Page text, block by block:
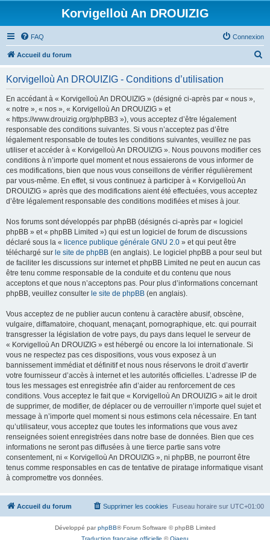
Korvigelloù An DROUIZIG
FAQ Connexion
Accueil du forum
Korvigelloù An DROUIZIG - Conditions d’utilisation
En accédant à « Korvigelloù An DROUIZIG » (désigné ci-après par « nous »,
« notre », « nos », « Korvigelloù An DROUIZIG » et
« https://www.drouizig.org/phpBB3 »), vous acceptez d’être légalement
responsable des conditions suivantes. Si vous n’acceptez pas d’être
légalement responsable de toutes les conditions suivantes, veuillez ne pas
utiliser et accéder à « Korvigelloù An DROUIZIG ». Nous pouvons modifier ces
conditions à n’importe quel moment et nous essaierons de vous informer de
ces modifications, bien que nous vous conseillons de vérifier régulièrement
par vous-même. En effet, si vous continuez à participer à « Korvigelloù An
DROUIZIG » après que des modifications aient été effectuées, vous acceptez
d’être légalement responsable des conditions modifiées et mises à jour.
Nos forums sont développés par phpBB (désignés ci-après par « logiciel
phpBB » et « phpBB Limited ») qui est un logiciel de forum de discussions
déclaré sous la « licence publique générale GNU 2.0 » et qui peut être
téléchargé sur le site de phpBB (en anglais). Le logiciel phpBB a pour seul but
de faciliter les discussions sur internet et phpBB Limited ne peut en aucun cas
être tenu comme responsable de la conduite et du contenu que nous
acceptons et que nous n’acceptons pas. Pour plus d’informations concernant
phpBB, veuillez consulter le site de phpBB (en anglais).
Vous acceptez de ne publier aucun contenu à caractère abusif, obscène,
vulgaire, diffamatoire, choquant, menaçant, pornographique, etc. qui pourrait
transgresser la législation de votre pays, du pays dans lequel le serveur de
« Korvigelloù An DROUIZIG » est hébergé ou encore la loi internationale. Si
vous ne respectez pas ces dispositions, vous vous exposez à un
bannissement immédiat et définitif et nous nous réservons le droit d’avertir
votre fournisseur d’accès à internet et les autorités officielles. L’adresse IP de
tous les messages est enregistrée afin d’aider au renforcement de ces
conditions. Vous acceptez le fait que « Korvigelloù An DROUIZIG » ait le droit
de supprimer, de modifier, de déplacer ou de verrouiller n’importe quel sujet et
message à n’importe quel moment si nous estimons cela nécessaire. En tant
qu’utilisateur, vous acceptez que toutes les informations que vous avez
renseignées soient enregistrées dans notre base de données. Bien que ces
informations ne seront pas diffusées à une tierce partie sans votre
consentement, ni « Korvigelloù An DROUIZIG », ni phpBB, ne pourront être
tenus comme responsables en cas de tentative de piratage informatique visant
à compromettre vos données.
Accueil du forum Fuseau horaire sur UTC+01:00
Supprimer les cookies
Développé parphpBB® Forum Software © phpBB Limited
Traduction française officielle ©Qiaeru